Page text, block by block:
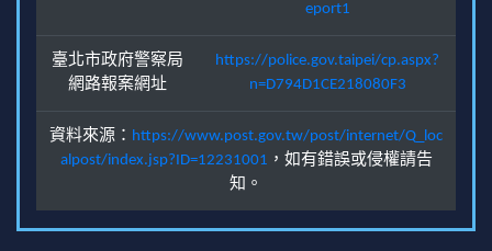
eport1
臺北市政府警察局
網路報案網址
https://police.gov.taipei/cp.aspx?
n=D794D1CE218080F3
資料來源： https://www.post.gov.tw/post/internet/Q_loc
alpost/index.jsp?ID=12231001 ，如有錯誤或侵權請告
知。